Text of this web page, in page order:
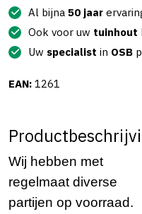
Al bijna 50 jaar
Ook voor uw tuinhout
Uw specialist in OSB
EAN: 1261
Wij hebben met
regelmaat diverse
partijen op voorraad.